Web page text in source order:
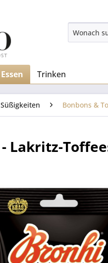
Essen Trinken
Süßigkeiten Bonbons &
Lakritz-